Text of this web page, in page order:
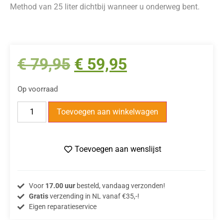
Method van 25 liter dichtbij wanneer u onderweg bent.
€79,95 € 59,95
Op voorraad
Toevoegen aan winkelwagen
Toevoegen aan wenslijst
Voor 17.00 uurbesteld, vandaag verzonden!
Gratisverzending in NL vanaf €35,-!
Eigen reparatieservice